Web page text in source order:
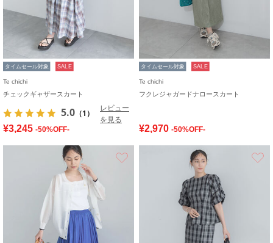
タイムセール対象 SALE
Te chichi
チェックギャザースカート
5.0 （1）
レビュー
を見る
¥3,245 -50%OFF-
タイムセール対象 SALE
Te chichi
フクレジャガードナロースカート
¥2,970 -50%OFF-